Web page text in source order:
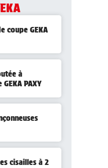
coupe GEKA
à
PAXY
cisailles à 2